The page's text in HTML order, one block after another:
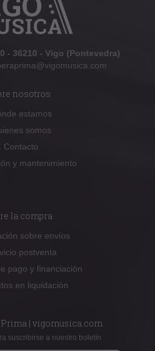
- 36210 - Vigo (Pontevedra)
nosotros
estamos
somos
Contacto
y mantenimiento
la compra
sobre envíos
postventa
pago y financiación
en liquidación
| vigomusica.com
suscribirse a nuestro boletín